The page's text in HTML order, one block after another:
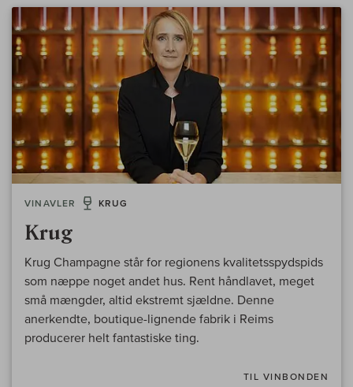
VINAVLER KRUG
Krug
Krug Champagne står for regionens kvalitetsspydspids
som næppe noget andet hus. Rent håndlavet, meget
små mængder, altid ekstremt sjældne. Denne
anerkendte, boutique-lignende fabrik i Reims
producerer helt fantastiske ting.
TIL VINBONDEN